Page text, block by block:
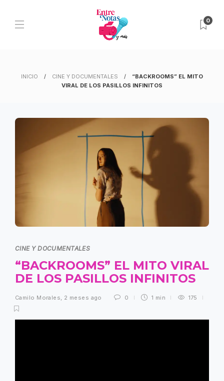
0
INICIO CINE Y DOCUMENTALES
“BACKROOMS” EL MITO
VIRAL DE LOS PASILLOS INFINITOS
CINE Y DOCUMENTALES
“BACKROOMS” EL MITO VIRAL
DE LOS PASILLOS INFINITOS
Camilo Morales, 2 meses ago 0 1 min 175